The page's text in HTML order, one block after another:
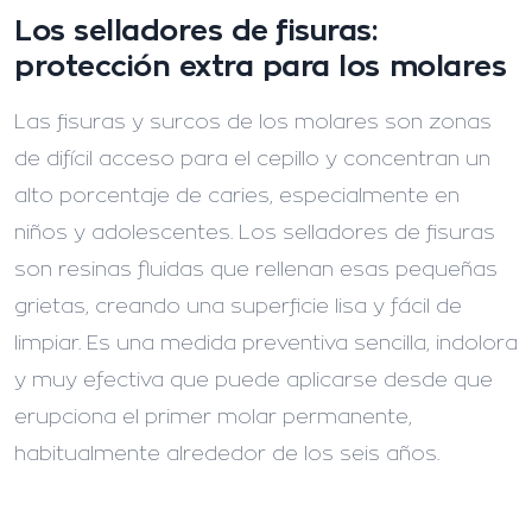
Los selladores de fisuras:
protección extra para los molares
Las fisuras y surcos de los molares son zonas
de difícil acceso para el cepillo y concentran un
alto porcentaje de caries, especialmente en
niños y adolescentes. Los selladores de fisuras
son resinas fluidas que rellenan esas pequeñas
grietas, creando una superficie lisa y fácil de
limpiar. Es una medida preventiva sencilla, indolora
y muy efectiva que puede aplicarse desde que
erupciona el primer molar permanente,
habitualmente alrededor de los seis años.